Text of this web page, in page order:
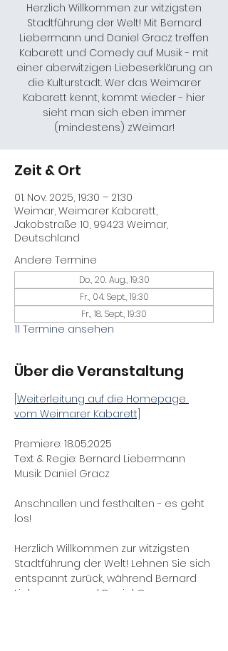
Herzlich Willkommen zur witzigsten
Stadtführung der Welt! Mit Bernard
Liebermann und Daniel Gracz treffen
Kabarett und Comedy auf Musik - mit
einer aberwitzigen Liebeserklärung an
die Kulturstadt. Wer das Weimarer
Kabarett kennt, kommt wieder - hier
sieht man sich eben immer
(mindestens) zWeimar!
Zeit & Ort
01. Nov. 2025, 19:30 – 21:30
Weimar, Weimarer Kabarett,
Jakobstraße 10, 99423 Weimar,
Deutschland
Andere Termine
Do., 20. Aug., 19:30
Fr., 04. Sept., 19:30
Fr., 18. Sept., 19:30
11 Termine ansehen
Über die Veranstaltung
[Weiterleitung auf die Homepage
vom Weimarer Kabarett]
Premiere: 18.05.2025
Text & Regie: Bernard Liebermann
Musik: Daniel Gracz
Anschnallen und festhalten - es geht
los!
Herzlich Willkommen zur witzigsten
Stadtführung der Welt! Lehnen Sie sich
entspannt zurück, während Bernard
Liebermann und Daniel Gracz ganz